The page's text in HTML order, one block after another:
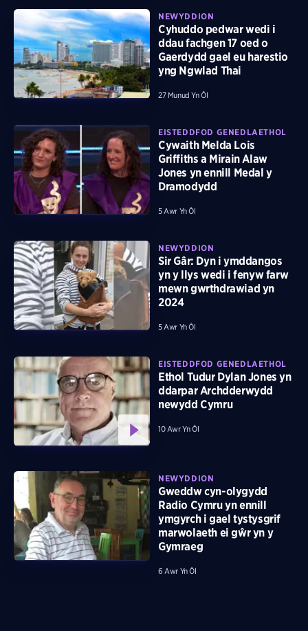
NEWYDDION
Cyhuddo pedwar wedi i
ddau fachgen 17 oed o
Gaerdydd gael eu harestio
yng Ngwlad Thai
27 Munud Yn Ôl
EISTEDDFOD GENEDLAETHOL
Cywaith Melda Lois
Griffiths a Mirain Alaw
Jones yn ennill Medal y
Dramodydd
5 Awr Yn Ôl
NEWYDDION
Sir Gâr: Dyn i ymddangos
yn y llys wedi i fenyw farw
mewn gwrthdrawiad yn
2024
5 Awr Yn Ôl
EISTEDDFOD GENEDLAETHOL
Ethol Tudur Dylan Jones yn
ddarpar Archdderwydd
newydd Cymru
10 Awr Yn Ôl
NEWYDDION
Gweddw cyn-olygydd
Radio Cymru yn ennill
ymgyrch i gael tystysgrif
marwolaeth ei gŵr yn y
Gymraeg
6 Awr Yn Ôl